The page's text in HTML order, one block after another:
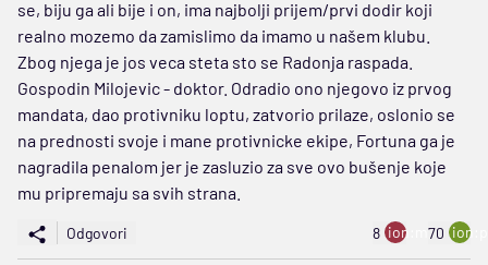
se, biju ga ali bije i on, ima najbolji prijem/prvi dodir koji
realno mozemo da zamislimo da imamo u našem klubu.
Zbog njega je jos veca steta sto se Radonja raspada.
Gospodin Milojevic - doktor. Odradio ono njegovo iz prvog
mandata, dao protivniku loptu, zatvorio prilaze, oslonio se
na prednosti svoje i mane protivnicke ekipe, Fortuna ga je
nagradila penalom jer je zasluzio za sve ovo bušenje koje
mu pripremaju sa svih strana.
Odgovori 8 ion:minus
70